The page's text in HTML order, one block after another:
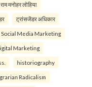
राम मनोहर लोहिया
ट्रांसजेंडर अधिकार
Social Media Marketing
Marketing
historiography
Radicalism